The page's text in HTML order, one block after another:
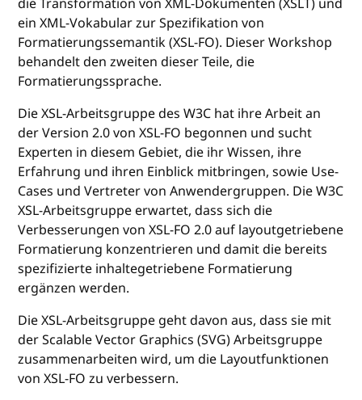
die Transformation von XML-Dokumenten (XSLT) und
ein XML-Vokabular zur Spezifikation von
Formatierungssemantik (XSL-FO). Dieser Workshop
behandelt den zweiten dieser Teile, die
Formatierungssprache.
Die XSL-Arbeitsgruppe des W3C hat ihre Arbeit an
der Version 2.0 von XSL-FO begonnen und sucht
Experten in diesem Gebiet, die ihr Wissen, ihre
Erfahrung und ihren Einblick mitbringen, sowie Use-
Cases und Vertreter von Anwendergruppen. Die W3C
XSL-Arbeitsgruppe erwartet, dass sich die
Verbesserungen von XSL-FO 2.0 auf layoutgetriebene
Formatierung konzentrieren und damit die bereits
spezifizierte inhaltegetriebene Formatierung
ergänzen werden.
Die XSL-Arbeitsgruppe geht davon aus, dass sie mit
der Scalable Vector Graphics (SVG) Arbeitsgruppe
zusammenarbeiten wird, um die Layoutfunktionen
von XSL-FO zu verbessern.